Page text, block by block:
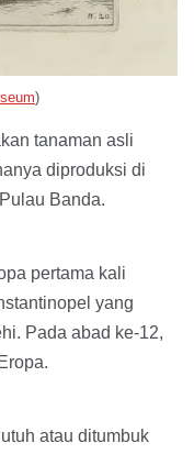
)
tanaman asli
diproduksi di
Banda.
pertama kali
yang
Pada abad ke-12,
atau ditumbuk